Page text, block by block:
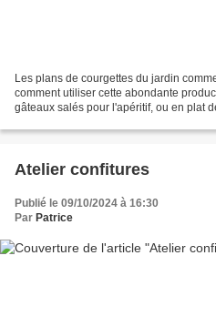
Les plans de courgettes du jardin
comment utiliser cette abondante
gâteaux salés pour l'apéritif, ou en plat
Atelier confitures
Publié le 09/10/2024 à 16:30
Par Patrice